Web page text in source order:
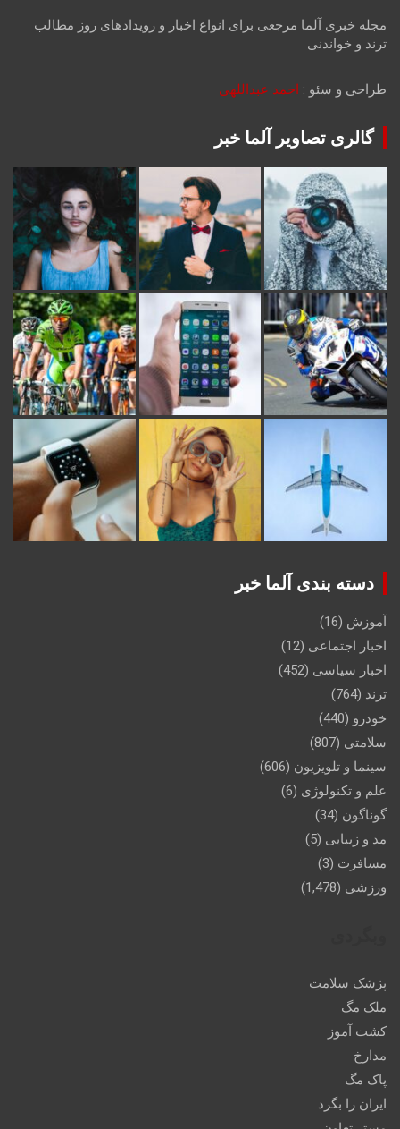
مجله خبری آلما مرجعی برای انواع اخبار و رویدادهای روز مطالب
ترند و خواندنی
طراحی و سئو : احمد عبداللهی
گالری تصاویر آلما خبر
دسته بندی آلما خبر
آموزش (16)
اخبار اجتماعی (12)
اخبار سیاسی (452)
ترند (764)
خودرو (440)
سلامتی (807)
سینما و تلویزیون (606)
علم و تکنولوژی (6)
گوناگون (34)
مد و زیبایی (5)
مسافرت (3)
ورزشی (1,478)
پزشک سلامت
ملک مگ
کشت آموز
مدارخ
پاک مگ
ایران را بگرد